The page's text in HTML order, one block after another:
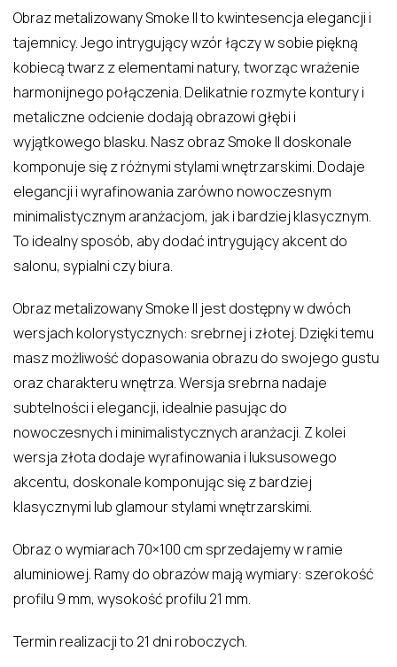
Obraz metalizowany Smoke II to kwintesencja elegancji i
tajemnicy. Jego intrygujący wzór łączy w sobie piękną
kobiecą twarz z elementami natury, tworząc wrażenie
harmonijnego połączenia. Delikatnie rozmyte kontury i
metaliczne odcienie dodają obrazowi głębi i
wyjątkowego blasku. Nasz obraz Smoke II doskonale
komponuje się z różnymi stylami wnętrzarskimi. Dodaje
elegancji i wyrafinowania zarówno nowoczesnym
minimalistycznym aranżacjom, jak i bardziej klasycznym.
To idealny sposób, aby dodać intrygujący akcent do
salonu, sypialni czy biura.
Obraz metalizowany Smoke II jest dostępny w dwóch
wersjach kolorystycznych: srebrnej i złotej. Dzięki temu
masz możliwość dopasowania obrazu do swojego gustu
oraz charakteru wnętrza. Wersja srebrna nadaje
subtelności i elegancji, idealnie pasując do
nowoczesnych i minimalistycznych aranżacji. Z kolei
wersja złota dodaje wyrafinowania i luksusowego
akcentu, doskonale komponując się z bardziej
klasycznymi lub glamour stylami wnętrzarskimi.
Obraz o wymiarach 70×100 cm sprzedajemy w ramie
aluminiowej. Ramy do obrazów mają wymiary: szerokość
profilu 9 mm, wysokość profilu 21 mm.
Termin realizacji to 21 dni roboczych.